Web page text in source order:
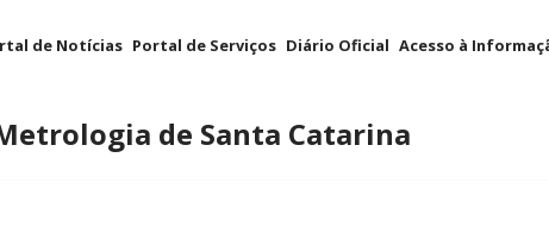
de Notícias Portal de Serviços Diário Oficial Acesso à
de Santa Catarina